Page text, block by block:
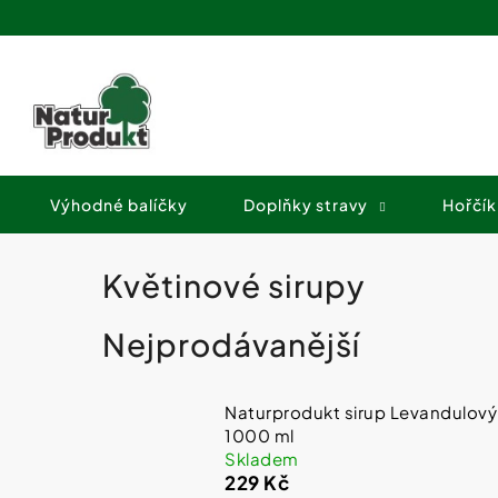
na
Výhodné balíčky Doplňky stravy
Květinové sirupy
Nejprodávanější
Naturprodukt sirup Levandulový
1000 ml
Skladem
229 Kč
o
obchodu
obchodu